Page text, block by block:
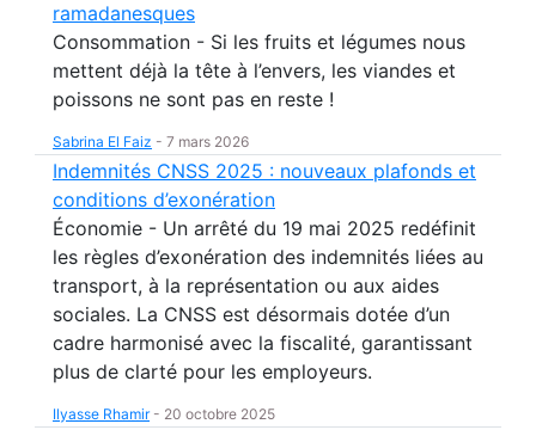
ramadanesques
Consommation - Si les fruits et légumes nous
mettent déjà la tête à l’envers, les viandes et
poissons ne sont pas en reste !
Sabrina El Faiz - 7 mars 2026
Indemnités CNSS 2025 : nouveaux plafonds et
conditions d’exonération
Économie - Un arrêté du 19 mai 2025 redéfinit
les règles d’exonération des indemnités liées au
transport, à la représentation ou aux aides
sociales. La CNSS est désormais dotée d’un
cadre harmonisé avec la fiscalité, garantissant
plus de clarté pour les employeurs.
Ilyasse Rhamir- 20 octobre 2025